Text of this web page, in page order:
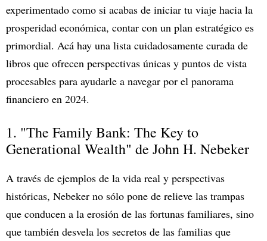
experimentado como si acabas de iniciar tu viaje hacia la
prosperidad económica, contar con un plan estratégico es
primordial. Acá hay una lista cuidadosamente curada de
libros que ofrecen perspectivas únicas y puntos de vista
procesables para ayudarle a navegar por el panorama
financiero en 2024.
1. "The Family Bank: The Key to
Generational Wealth" de John H. Nebeker
A través de ejemplos de la vida real y perspectivas
históricas, Nebeker no sólo pone de relieve las trampas
que conducen a la erosión de las fortunas familiares, sino
que también desvela los secretos de las familias que